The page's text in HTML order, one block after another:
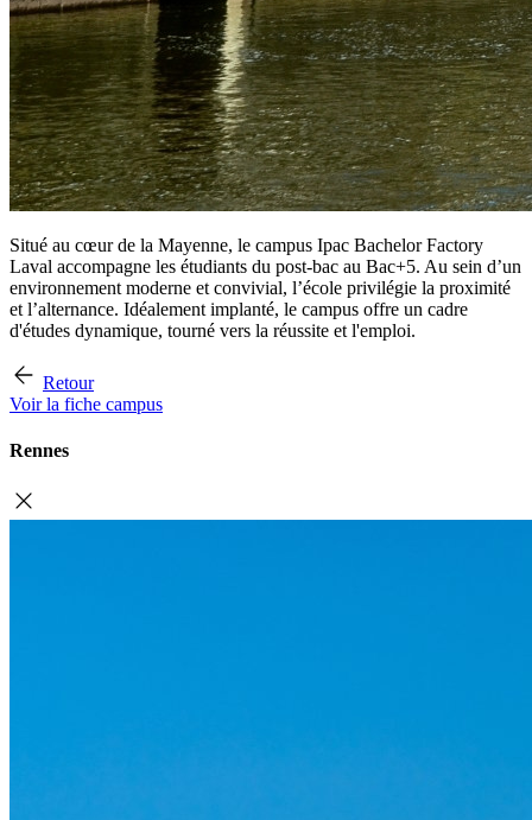
Situé au cœur de la Mayenne, le campus Ipac Bachelor Factory
Laval accompagne les étudiants du post-bac au Bac+5. Au sein d’un
environnement moderne et convivial, l’école privilégie la proximité
et l’alternance. Idéalement implanté, le campus offre un cadre
d'études dynamique, tourné vers la réussite et l'emploi.
Retour
Voir la fiche campus
Rennes